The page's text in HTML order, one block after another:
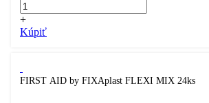
+
Kúpiť
FIRST AID by FIXAplast FLEXI MIX 24ks